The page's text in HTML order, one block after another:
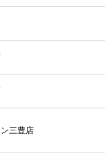
三豊店